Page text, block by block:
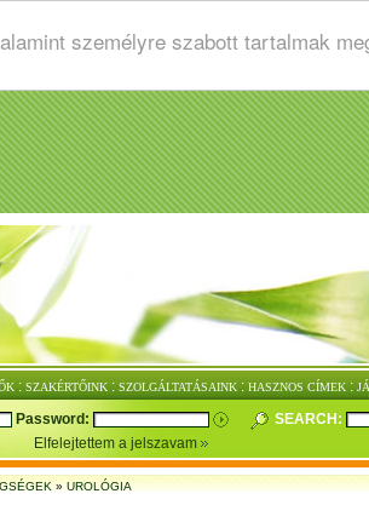
személyre szabott tartalmak
: SZAKÉRTŐINK : SZOLGÁLTATÁSAINK : HASZNOS CÍMEK :
Password:
SEARCH:
Elfelejtettem a jelszavam
»UROLÓGIA